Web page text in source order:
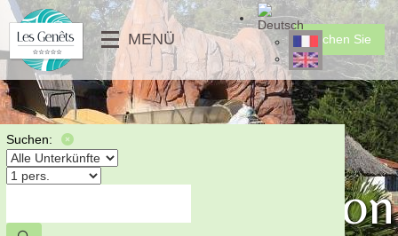
MENÜ
╳
DIENSTLEISTUNGEN
FOTOGALERIE
VIDEO
⟶
CLUB FÜR KINDER
⟵
MOBILHEIME
MOBILHEIME PMR
UNGEWÖHNLICHE
Buchen Sie
Corniche von Sion
Suchen: